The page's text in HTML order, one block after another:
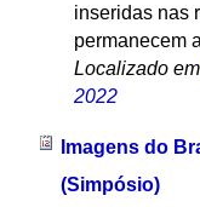
inseridas nas
permanecem
Localizado em
2022
Imagens do
(Simpósio)